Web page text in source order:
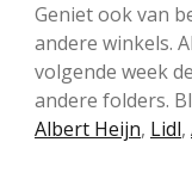
Geniet ook van
andere winkels.
volgende week
andere folders.
Albert Heijn, Lidl,